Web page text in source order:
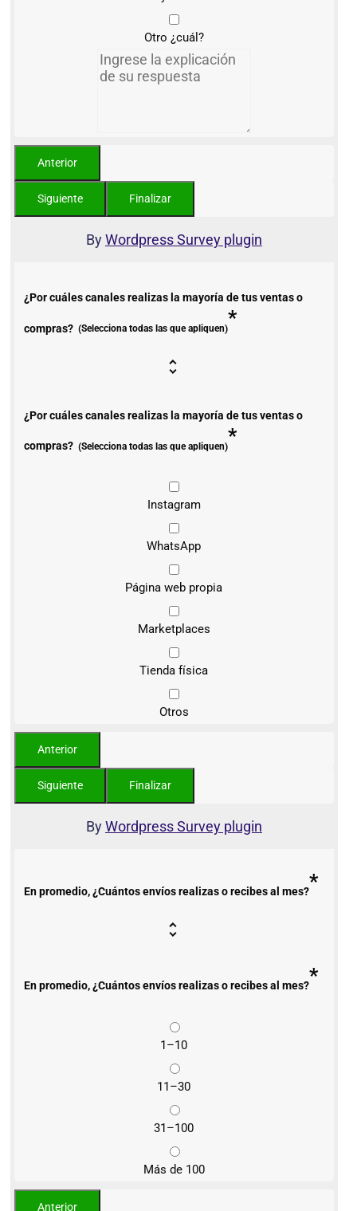
Otro ¿cuál?
ByWordpress Survey plugin
¿Por cuáles canales realizas la mayoría de tus ventas o
compras? (Selecciona todas las que apliquen)*
¿Por cuáles canales realizas la mayoría de tus ventas o
compras? (Selecciona todas las que apliquen)*
Instagram
WhatsApp
Página web propia
Marketplaces
Tienda física
Otros
ByWordpress Survey plugin
En promedio, ¿Cuántos envíos realizas o recibes al mes?*
En promedio, ¿Cuántos envíos realizas o recibes al mes?*
1–10
11–30
31–100
Más de 100